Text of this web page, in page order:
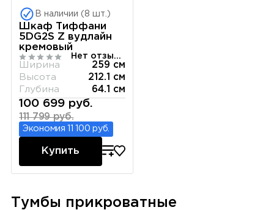
В наличии (8 шт.)
Шкаф Тиффани
5DG2S Z вудлайн
кремовый
Нет отзывов
Ширина
259 см
Высота
212.1 см
Глубина
64.1 см
100 699 руб.
111 799 руб.
Экономия 11 100 руб.
Купить
Тумбы прикроватные